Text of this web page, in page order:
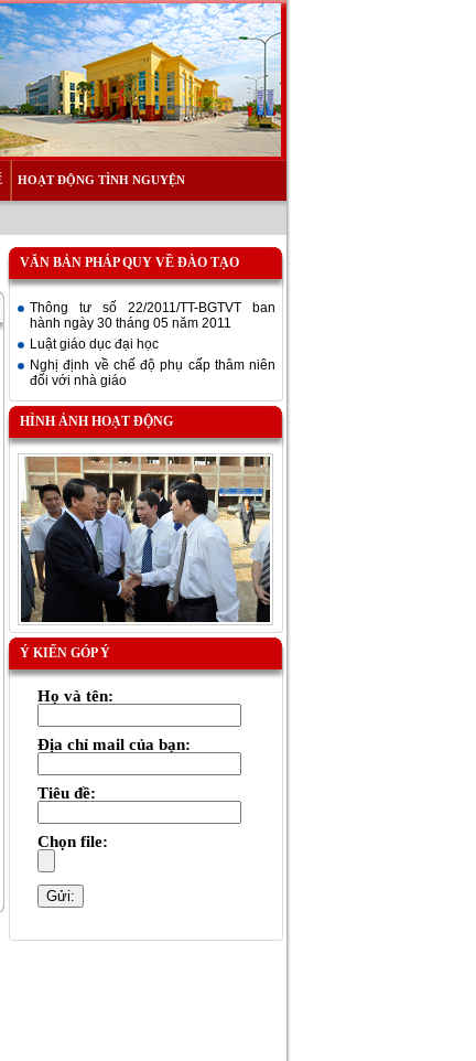
HOẠT ĐỘNG TÌNH NGUYỆN
VĂN BẢN PHÁP QUY VỀ ĐÀO TẠO
Thông tư số 22/2011/TT-BGTVT ban
hành ngày 30 tháng 05 năm 2011
Luật giáo dục đại học
Nghị định về chế độ phụ cấp thâm niên
đối với nhà giáo
HÌNH ẢNH HOẠT ĐỘNG
Ý KIẾN GÓP Ý
Họ và tên:
Địa chỉ mail của bạn:
Tiêu đề:
Chọn file: